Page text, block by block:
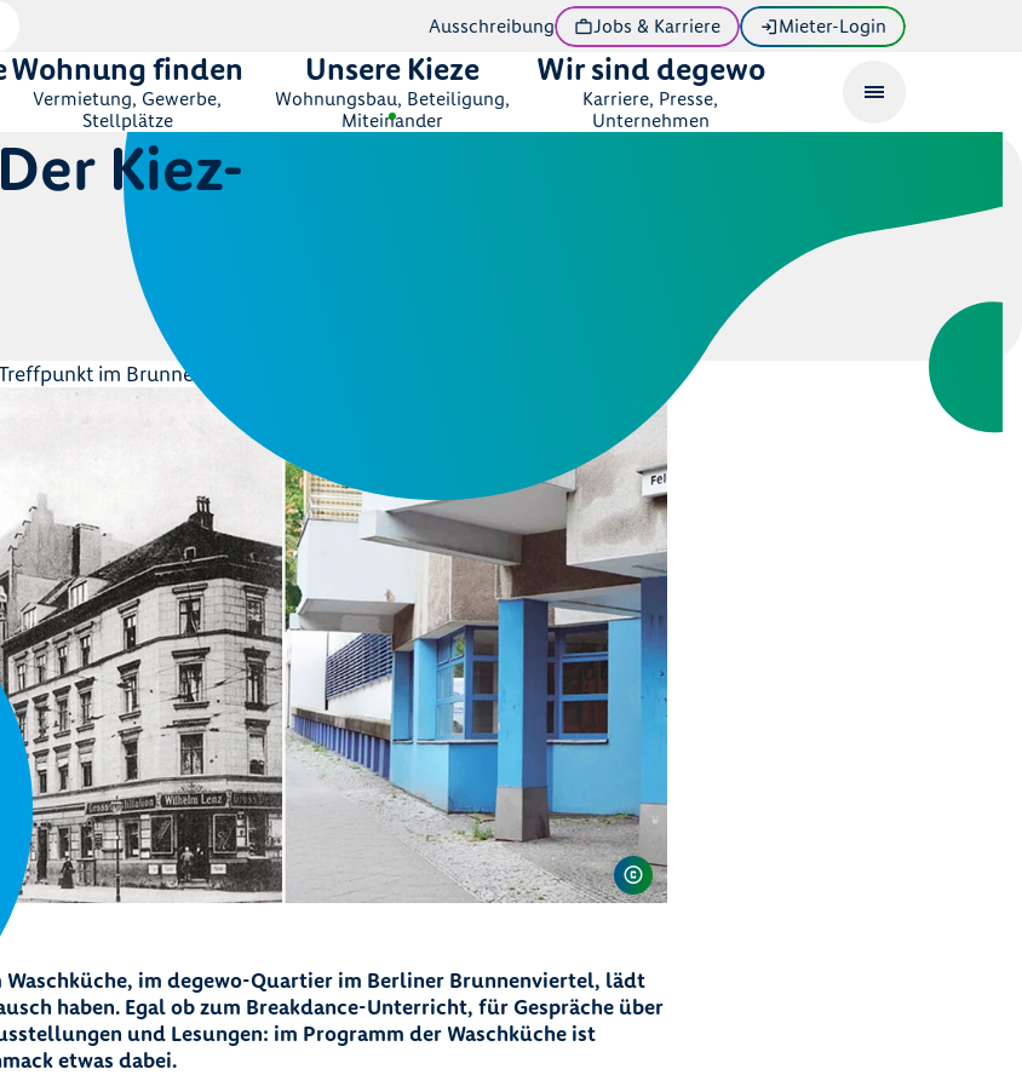
Ausschreibung Jobs & Karriere Mieter-Login
Wohnung finden
Vermietung, Gewerbe,
Stellplätze
Unsere Kieze
Wohnungsbau, Beteiligung,
Miteinander
Wir sind degewo
Karriere, Presse,
Unternehmen
Kiez-
im Brunnenviertel
Waschküche, im degewo-Quartier im Berliner Brunnenviertel, lädt
haben. Egal ob zum Breakdance-Unterricht, für Gespräche über
und Lesungen: im Programm der Waschküche ist
etwas dabei.